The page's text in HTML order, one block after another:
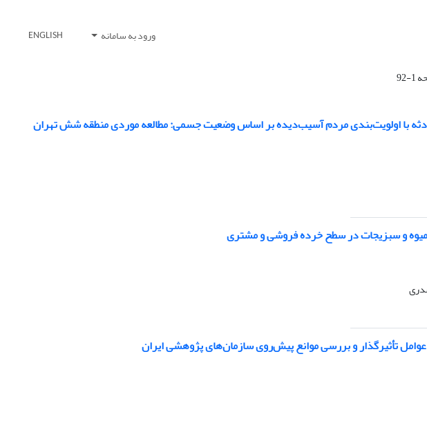
ورود به سامانه ENGLISH
حادثه با اولویت‌بندی مردم آسیب‌دیده بر اساس وضعیت جسمی: مطالعه موردی منطقه شش تهران
میوه و سبزیجات در سطح خرده فروشی و مشتری
تأثیر‌گذار و بررسی موانع پیش‌روی سازمان‌های پژوهشی ایران